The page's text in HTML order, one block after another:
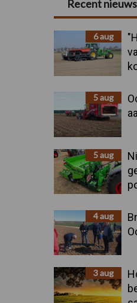
Primaire
Sidebar
Recent nieuws
6 aug
5 aug
5 aug
4 aug
3 aug